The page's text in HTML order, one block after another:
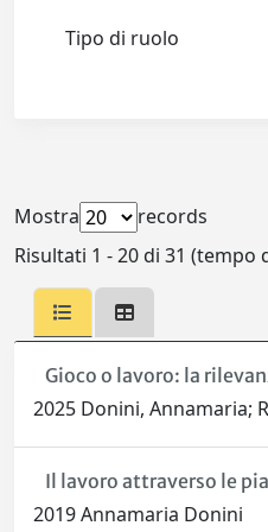
Tipo di ruolo
Mostra
records
Risultati 1 - 20 di 31 (tempo
Gioco o lavoro: la
2025 Donini, Annamaria;
Il lavoro attraverso le
2019 Annamaria Donini